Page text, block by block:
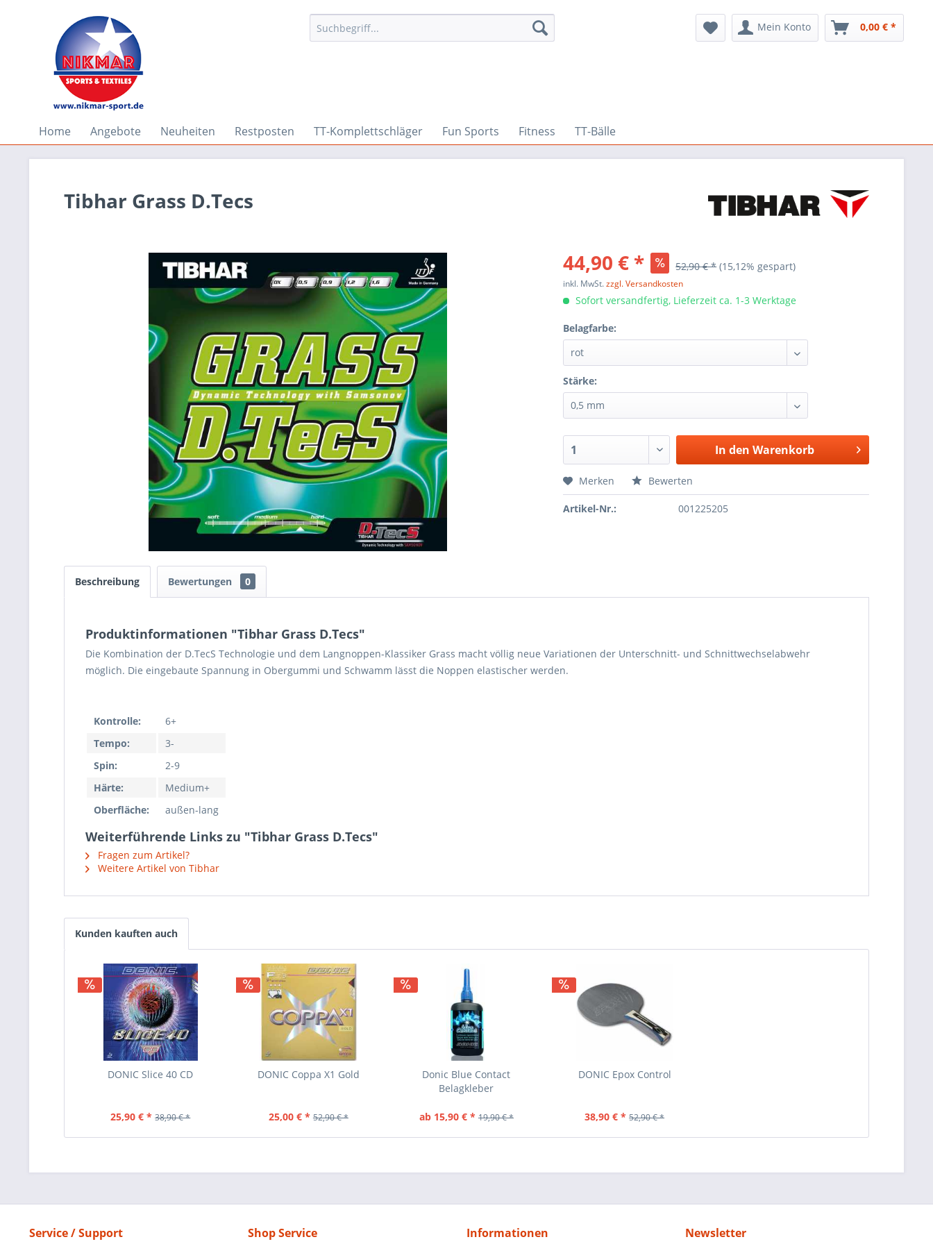
Mein Konto 0,00 € *
Home Angebote Neuheiten Restposten TT-Komplettschläger Fun Sports Fitness TT-Bälle
Tibhar Grass D.Tecs
44,90 € * 52,90 € * (15,12% gespart)
inkl. MwSt.zzgl. Versandkosten
Sofort versandfertig, Lieferzeit ca. 1-3 Werktage
Belagfarbe:
Stärke:
In den Warenkorb
Merken Bewerten
Artikel-Nr.: 001225205
Beschreibung Bewertungen 0
Produktinformationen "Tibhar Grass D.Tecs"
Die Kombination der D.TecS Technologie und dem Langnoppen-Klassiker Grass macht völlig neue Variationen der Unterschnitt- und Schnittwechselabwehr
möglich. Die eingebaute Spannung in Obergummi und Schwamm lässt die Noppen elastischer werden.
Kontrolle:
6+
Tempo:
3-
Spin:
2-9
Härte:
Medium+
Oberfläche:
außen-lang
Weiterführende Links zu "Tibhar Grass D.Tecs"
Fragen zum Artikel?
Weitere Artikel von Tibhar
Kunden kauften auch
DONIC Slice 40 CD
25,90 € * 38,90 € *
DONIC Coppa X1 Gold
25,00 € * 52,90 € *
Donic Blue Contact
Belagkleber
ab 15,90 € * 19,90 € *
DONIC Epox Control
38,90 € * 52,90 € *
Service / Support Shop Service Informationen Newsletter